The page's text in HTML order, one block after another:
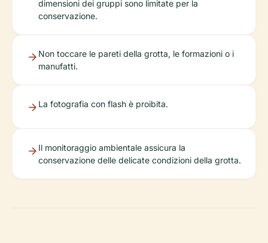
dimensioni dei gruppi sono limitate per la
conservazione.
Non toccare le pareti della grotta, le formazioni o i
manufatti.
La fotografia con flash è proibita.
Il monitoraggio ambientale assicura la
conservazione delle delicate condizioni della grotta.